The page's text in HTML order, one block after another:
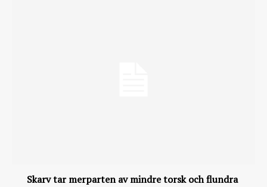
Skarv tar merparten av mindre torsk och flundra